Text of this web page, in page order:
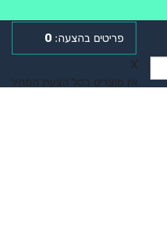
0
X
אין מוצרים בסל הצעת המחיר